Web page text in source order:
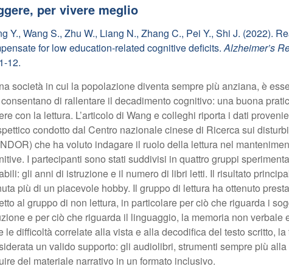
per vivere meglio
Y., Wang S., Zhu W., Liang N., Zhang C., Pei Y., Shi J. (2022).
for low education-related cognitive deficits.Alzheimer’s
12.
società in cui la popolazione diventa sempre più anziana, è
di rallentare il decadimento cognitivo: una buona
con la lettura. L’articolo di Wang e colleghi riporta i dati
condotto dal Centro nazionale cinese di Ricerca sui
che ha voluto indagare il ruolo della lettura nel
I partecipanti sono stati suddivisi in quattro gruppi
gli anni di istruzione e il numero di libri letti. Il risultato
più di un piacevole hobby. Il gruppo di lettura ha ottenuto
al gruppo di non lettura, in particolare per ciò che riguarda i
e per ciò che riguarda il linguaggio, la memoria non verbale
le difficoltà correlate alla vista e alla decodifica del testo scritto,
un valido supporto: gli audiolibri, strumenti sempre più
del materiale narrativo in un formato inclusivo.